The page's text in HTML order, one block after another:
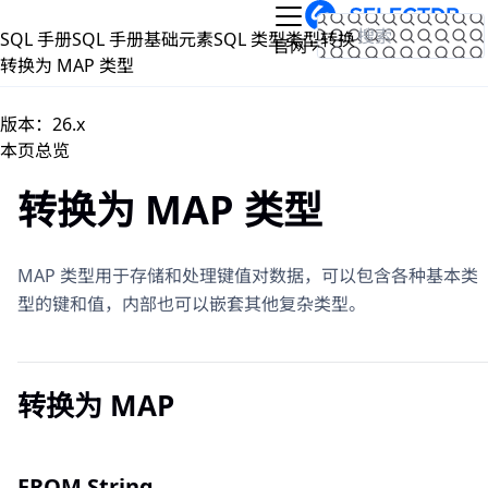
文档
官网
SQL 手册SQL 手册基础元素SQL 类型类型转换
转换为 MAP 类型
版本：26.x
本页总览
转换为 MAP 类型
MAP 类型用于存储和处理键值对数据，可以包含各种基本类
型的键和值，内部也可以嵌套其他复杂类型。
转换为 MAP